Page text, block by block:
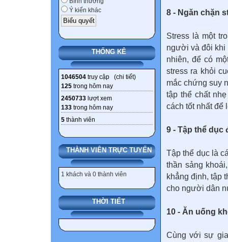
Ý kiến khác
THỐNG KÊ
1046504 truy cập (chi tiết)
125 trong hôm nay
2450733 lượt xem
133 trong hôm nay
5 thành viên
THÀNH VIÊN TRỰC TUYẾN
1 khách và 0 thành viên
THỜI TIẾT
8 - Ngăn chặn
Stress là một
người và đôi khi
nhiên, để có
stress ra khỏi
mắc chứng suy
tập thể chất
cách tốt nhất để
9 - Tập thể dục
Tập thể dục là
thần sảng
khẳng định, tập
cho người dân
10 - Ăn uống
Cùng với sự